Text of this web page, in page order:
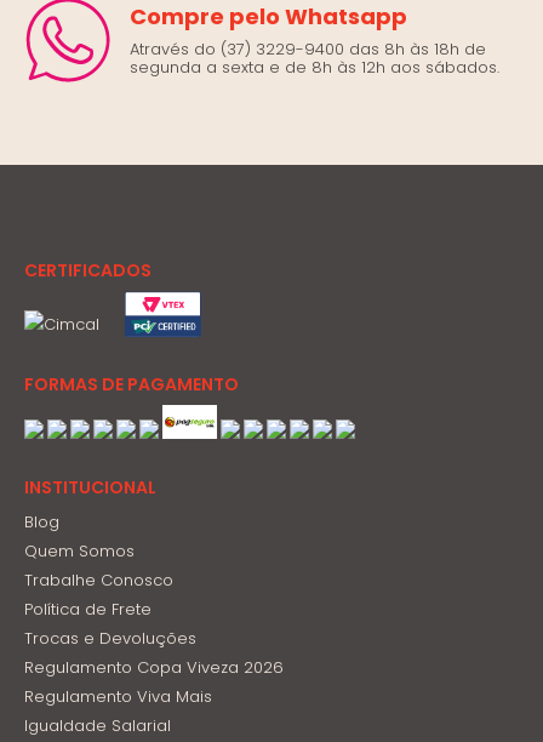
Compre pelo Whatsapp
Através do (37) 3229-9400 das 8h às 18h de
segunda a sexta e de 8h às 12h aos sábados.
CERTIFICADOS
FORMAS DE PAGAMENTO
INSTITUCIONAL
Blog
Quem Somos
Trabalhe Conosco
Política de Frete
Trocas e Devoluções
Regulamento Copa Viveza 2026
Regulamento Viva Mais
Igualdade Salarial